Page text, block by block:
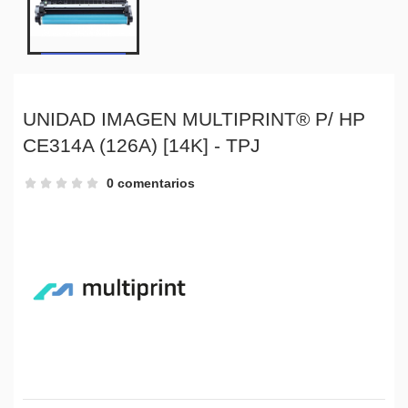
UNIDAD IMAGEN MULTIPRINT® P/ HP
CE314A (126A) [14K] - TPJ
0 comentarios